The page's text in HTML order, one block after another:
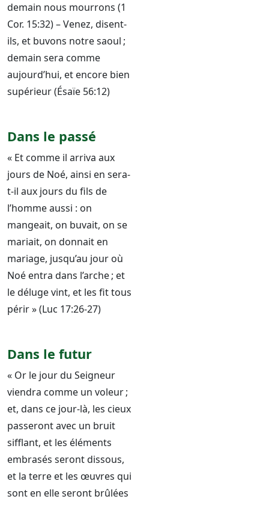
demain nous mourrons (1
Cor. 15:32) – Venez, disent-
ils, et buvons notre saoul ;
demain sera comme
aujourd’hui, et encore bien
supérieur (Ésaïe 56:12)
Dans le passé
« Et comme il arriva aux
jours de Noé, ainsi en sera-
t-il aux jours du fils de
l’homme aussi : on
mangeait, on buvait, on se
mariait, on donnait en
mariage, jusqu’au jour où
Noé entra dans l’arche ; et
le déluge vint, et les fit tous
périr » (Luc 17:26-27)
Dans le futur
« Or le jour du Seigneur
viendra comme un voleur ;
et, dans ce jour-là, les cieux
passeront avec un bruit
sifflant, et les éléments
embrasés seront dissous,
et la terre et les œuvres qui
sont en elle seront brûlées